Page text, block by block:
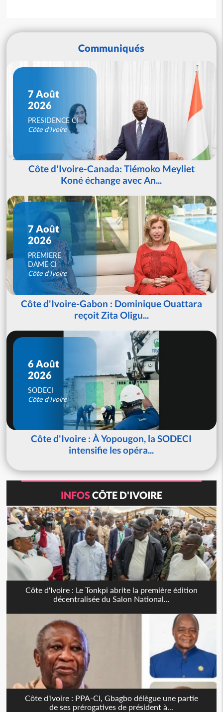
Communiqués
7 Août
2026
PRESIDENCE CI
Côte d'Ivoire
Côte d'Ivoire-Canada: Tiémoko Meyliet
Koné échange avec An...
7 Août
2026
PREMIERE
DAME CI
Côte d'Ivoire
Côte d'Ivoire-Gabon : Dominique Ouattara
reçoit Zita Oligu...
6 Août
2026
SODECI
Côte d'Ivoire
Côte d'Ivoire : À Yopougon, la SODECI
intensifie les opéra...
INFOSCÔTE D'IVOIRE
Côte d'Ivoire : Le Tonkpi abrite la première édition
décentralisée du Salon National...
Côte d'Ivoire : PPA-CI, Gbagbo délègue une partie
de ses prérogatives de président à...